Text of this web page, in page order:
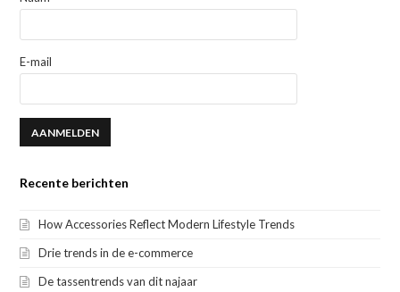
E-mail
Recente berichten
How Accessories Reflect Modern Lifestyle Trends
Drie trends in de e-commerce
De tassentrends van dit najaar